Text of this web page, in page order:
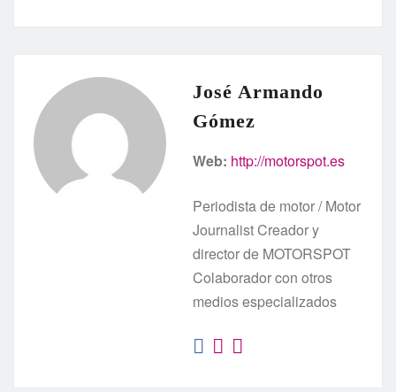
José Armando
Gómez
Web: http://motorspot.es
Periodista de motor / Motor
Journalist Creador y
director de MOTORSPOT
Colaborador con otros
medios especializados